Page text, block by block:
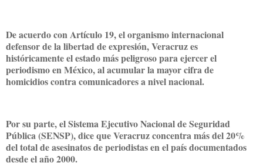
De acuerdo con Artículo 19, el organismo internacional
defensor de la libertad de expresión, Veracruz es
históricamente el estado más peligroso para ejercer el
periodismo en México, al acumular la mayor cifra de
homicidios contra comunicadores a nivel nacional.
Por su parte, el Sistema Ejecutivo Nacional de Seguridad
Pública (SENSP), dice que Veracruz concentra más del 20%
del total de asesinatos de periodistas en el país documentados
desde el año 2000.